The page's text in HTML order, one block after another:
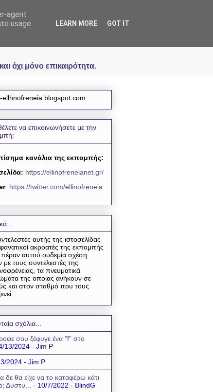
όχι μόνο επικαιρότητα.
ellhnofreneia.blogspot.com
να επικοινωνήσετε με την
κανάλια της εκπομπής:
https://ellinofreneianet.gr/
: https://twitter.com/ellinofreneia
αυτής της ιστοσελίδας
φανατικοί ακροατές της εκπομπής
αυτού ουδεμία σχέση
με τους συντελεστές της
τα πνευματικά
της οποίας ανήκουν σε
και στον σταθμό που τους
σχόλια...
σου ξέφυγε ένα "f" στο
13/2024 - Jim P
2024 - Jim P
δε θα είχε να το καταφέρω κάτι
Δυστυ...
- 10/7/2022 - BlindG
agent
usage
LEARN MORE GOT IT